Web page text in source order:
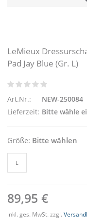
LeMieux
Pad Jay Blue (Gr. L)
Art.Nr.:
NEW-250084
Lieferzeit: Bitte wähle
Größe: Bitte wählen
L
89,95 €
inkl. ges. MwSt. zzgl.